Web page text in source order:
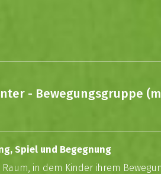
- Bewegungsgruppe
Spiel und Begegnung
in dem Kinder ihrem